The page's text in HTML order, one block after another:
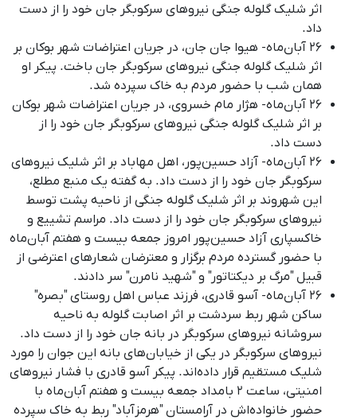
اثر شلیک گلوله جنگی نیروهای سرکوبگر جان خود را از دست
داد.
۲۶ آبان‌ماه- هیوا جان‌ جان، در جریان اعتراضات شهر بوکان بر
اثر شلیک گلوله جنگی نیروهای سرکوبگر جان باخت. پیکر او
همان شب با حضور مردم به خاک سپرده شد.
۲۶ آبان‌ماه- هژار مام خسروی، در جریان اعتراضات شهر بوکان
بر اثر شلیک گلوله جنگی نیروهای سرکوبگر جان خود را از
دست داد.
۲۶ آبان‌ماه- آزاد حسین‌پور، اهل مهاباد بر اثر شلیک نیروهای
سرکوبگر جان خود را از دست داد. به گفته یک منبع مطلع،
این شهروند بر اثر شلیک گلوله جنگی از ناحیه پشت توسط
نیروهای سرکوبگر جان خود را از دست داد. مراسم تشییع و
خاکسپاری آزاد حسین‌پور امروز جمعه بیست و هفتم آبان‌ماه
با حضور گسترده مردم برگزار و معترضان شعارهای اعترضی از
قبیل "مرگ بر دیکتاتور" و "شهید نامرن" سر دادند.
۲۶ آبان‌ماه- آسو قادری، فرزند عباس اهل روستای "بصره"
ساکن شهر ربط سردشت بر اثر اصابت گلوله به ناحیه
سروشانه نیروهای سرکوبگر در بانه جان خود را از دست داد.
نیروهای سرکوبگر در یکی از خیابان‌های بانه این جوان را مورد
شلیک مستقیم قرار داده‌اند. پیکر آسو قادری با فشار نیروهای
امنیتی، ساعت ٢ بامداد جمعه بیست و هفتم آبان‌ماه با
حضور خانواده‌اش در آرامستان "هرمزآباد" ربط به خاک سپرده